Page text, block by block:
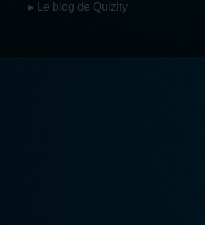
▸ Le blog de Quizity